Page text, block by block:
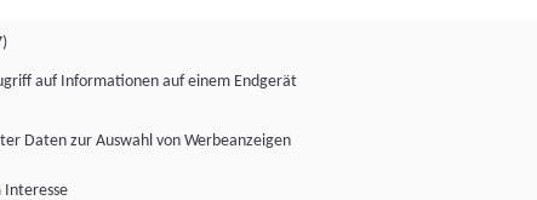
auf Informationen auf einem Endgerät
Daten zur Auswahl von Werbeanzeigen